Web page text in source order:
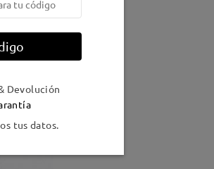
Devolución
tus datos.